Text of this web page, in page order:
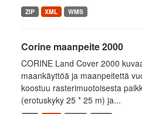
ZIP XML WMS
Corine maanpeite 2000
CORINE Land Cover 2000
maankäyttöä ja maanpeitettä
koostuu rasterimuotoisesta
(erotuskyky 25 * 25 m) ja...